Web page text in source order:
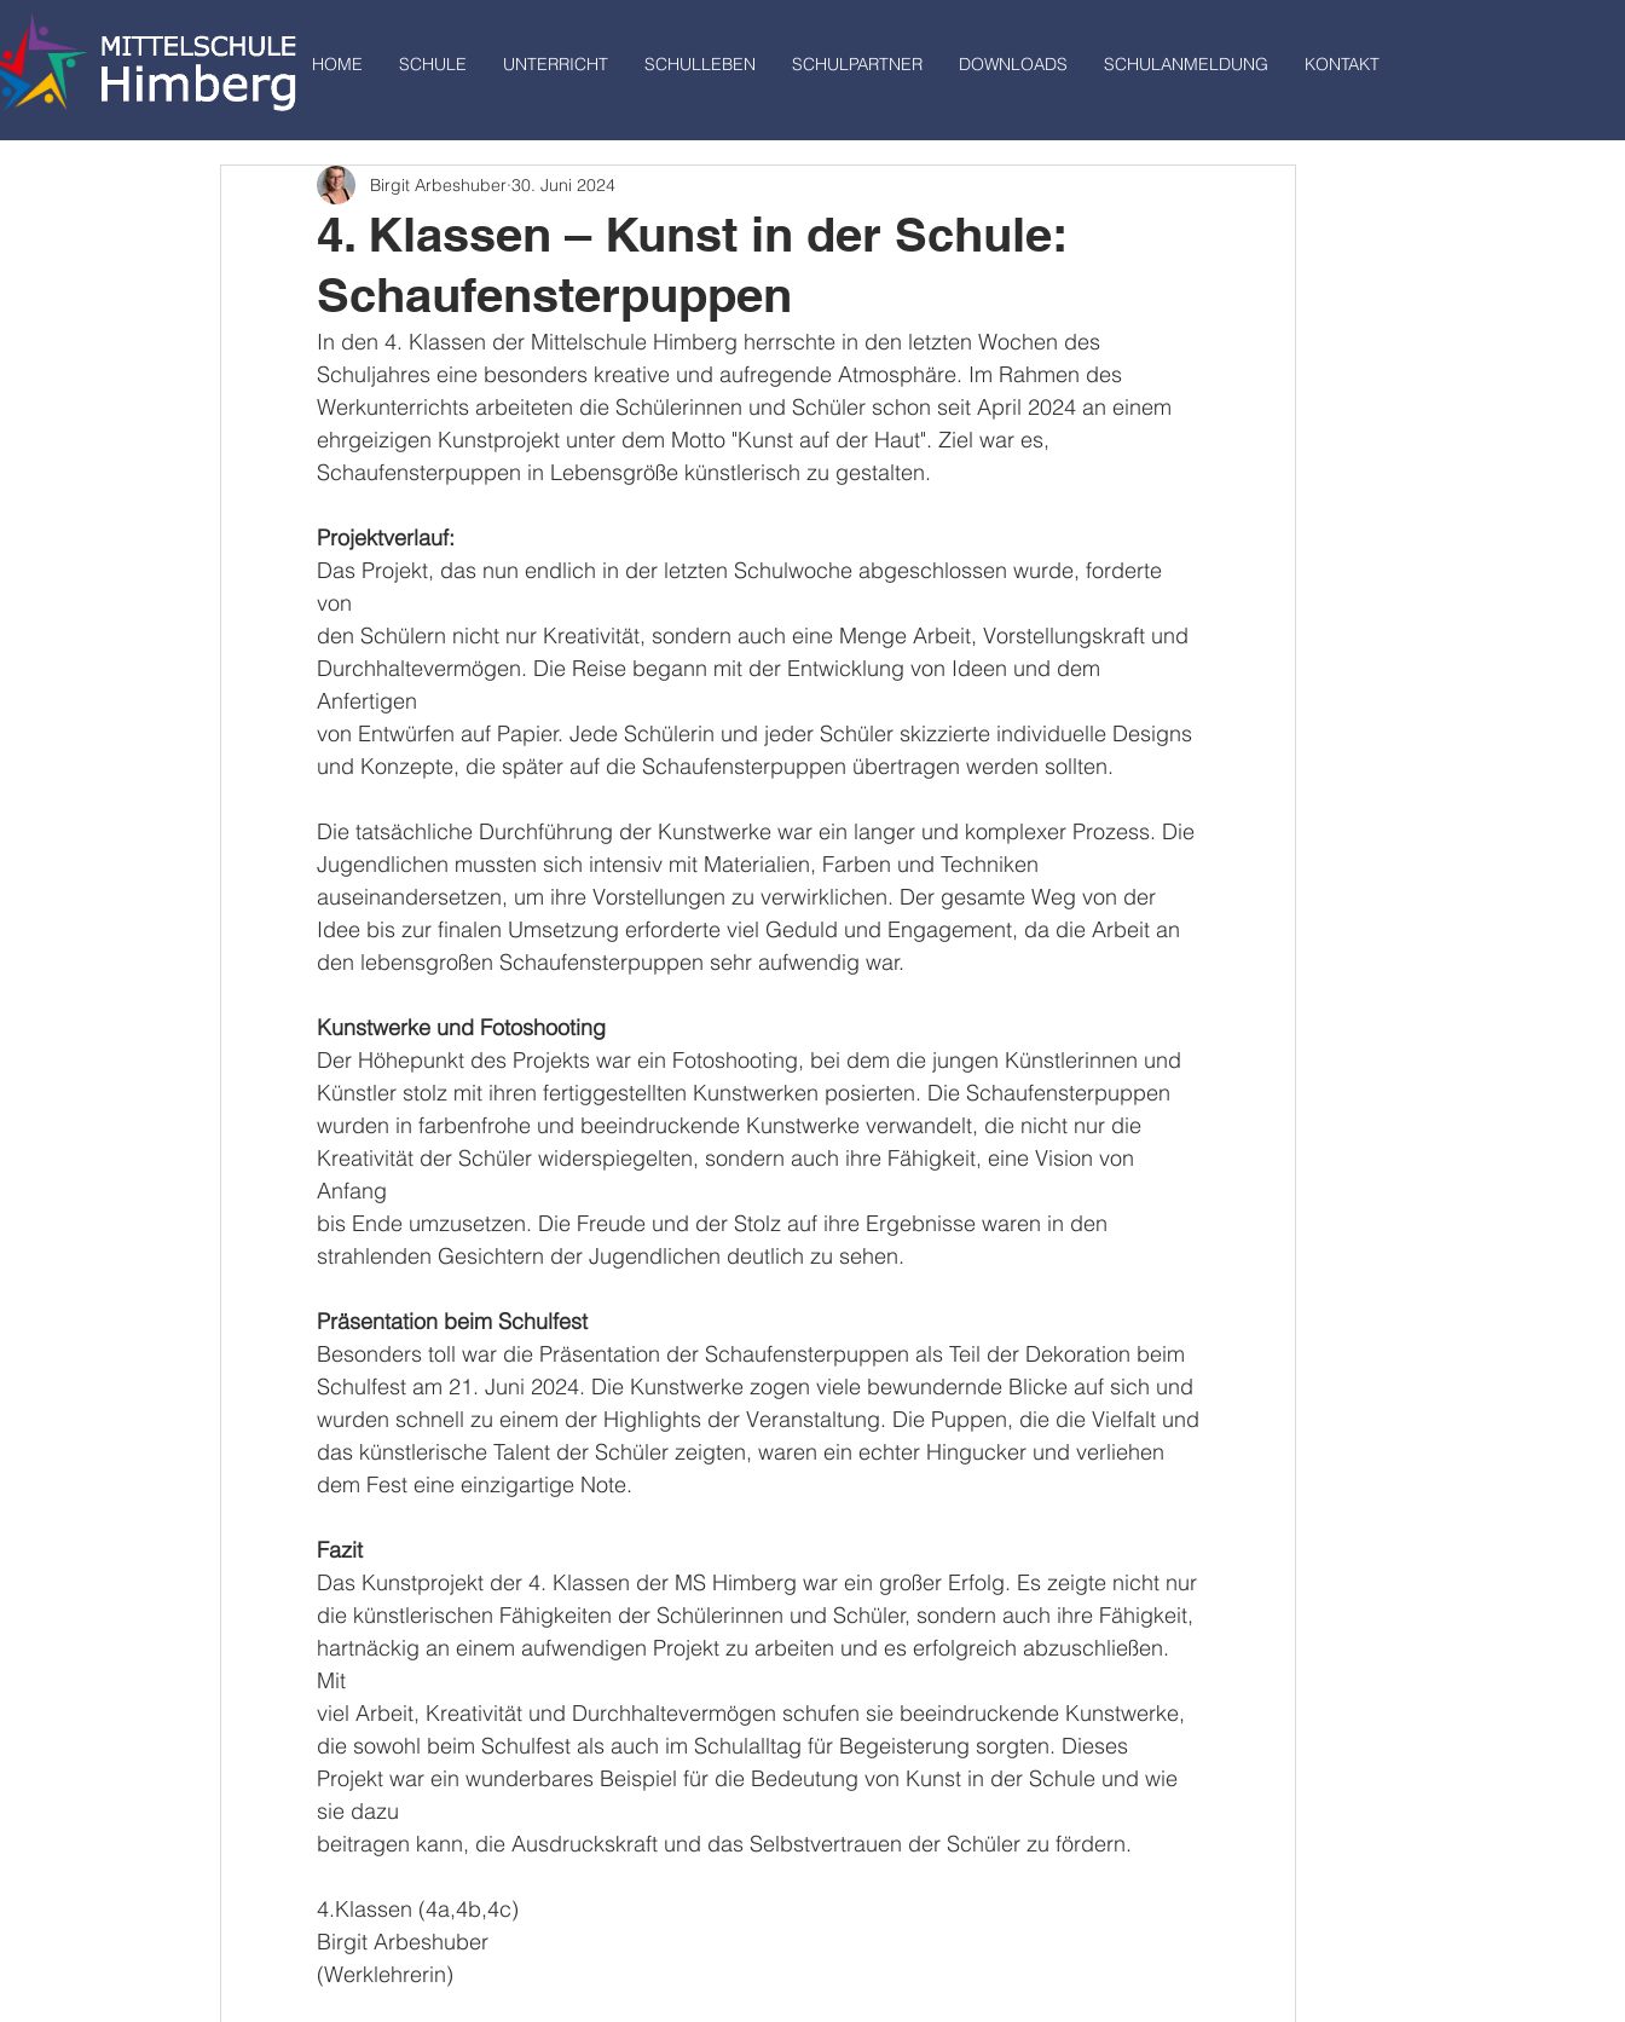
HOME SCHULE UNTERRICHT SCHULLEBEN SCHULPARTNER DOWNLOADS SCHULANMELDUNG KONTAKT
4. Klassen – Kunst in der Schule:
Schaufensterpuppen
Birgit Arbeshuber 30. Juni 2024
In den 4. Klassen der Mittelschule Himberg herrschte in den letzten Wochen des
Schuljahres eine besonders kreative und aufregende Atmosphäre. Im Rahmen des
Werkunterrichts arbeiteten die Schülerinnen und Schüler schon seit April 2024 an einem
ehrgeizigen Kunstprojekt unter dem Motto "Kunst auf der Haut". Ziel war es,
Schaufensterpuppen in Lebensgröße künstlerisch zu gestalten.
Projektverlauf:
Das Projekt, das nun endlich in der letzten Schulwoche abgeschlossen wurde, forderte
von
den Schülern nicht nur Kreativität, sondern auch eine Menge Arbeit, Vorstellungskraft und
Durchhaltevermögen. Die Reise begann mit der Entwicklung von Ideen und dem
Anfertigen
von Entwürfen auf Papier. Jede Schülerin und jeder Schüler skizzierte individuelle Designs
und Konzepte, die später auf die Schaufensterpuppen übertragen werden sollten.
Die tatsächliche Durchführung der Kunstwerke war ein langer und komplexer Prozess. Die
Jugendlichen mussten sich intensiv mit Materialien, Farben und Techniken
auseinandersetzen, um ihre Vorstellungen zu verwirklichen. Der gesamte Weg von der
Idee bis zur finalen Umsetzung erforderte viel Geduld und Engagement, da die Arbeit an
den lebensgroßen Schaufensterpuppen sehr aufwendig war.
Kunstwerke und Fotoshooting
Der Höhepunkt des Projekts war ein Fotoshooting, bei dem die jungen Künstlerinnen und
Künstler stolz mit ihren fertiggestellten Kunstwerken posierten. Die Schaufensterpuppen
wurden in farbenfrohe und beeindruckende Kunstwerke verwandelt, die nicht nur die
Kreativität der Schüler widerspiegelten, sondern auch ihre Fähigkeit, eine Vision von
Anfang
bis Ende umzusetzen. Die Freude und der Stolz auf ihre Ergebnisse waren in den
strahlenden Gesichtern der Jugendlichen deutlich zu sehen.
Präsentation beim Schulfest
Besonders toll war die Präsentation der Schaufensterpuppen als Teil der Dekoration beim
Schulfest am 21. Juni 2024. Die Kunstwerke zogen viele bewundernde Blicke auf sich und
wurden schnell zu einem der Highlights der Veranstaltung. Die Puppen, die die Vielfalt und
das künstlerische Talent der Schüler zeigten, waren ein echter Hingucker und verliehen
dem Fest eine einzigartige Note.
Fazit
Das Kunstprojekt der 4. Klassen der MS Himberg war ein großer Erfolg. Es zeigte nicht nur
die künstlerischen Fähigkeiten der Schülerinnen und Schüler, sondern auch ihre Fähigkeit,
hartnäckig an einem aufwendigen Projekt zu arbeiten und es erfolgreich abzuschließen.
Mit
viel Arbeit, Kreativität und Durchhaltevermögen schufen sie beeindruckende Kunstwerke,
die sowohl beim Schulfest als auch im Schulalltag für Begeisterung sorgten. Dieses
Projekt war ein wunderbares Beispiel für die Bedeutung von Kunst in der Schule und wie
sie dazu
beitragen kann, die Ausdruckskraft und das Selbstvertrauen der Schüler zu fördern.
4.Klassen (4a,4b,4c)
Birgit Arbeshuber
(Werklehrerin)